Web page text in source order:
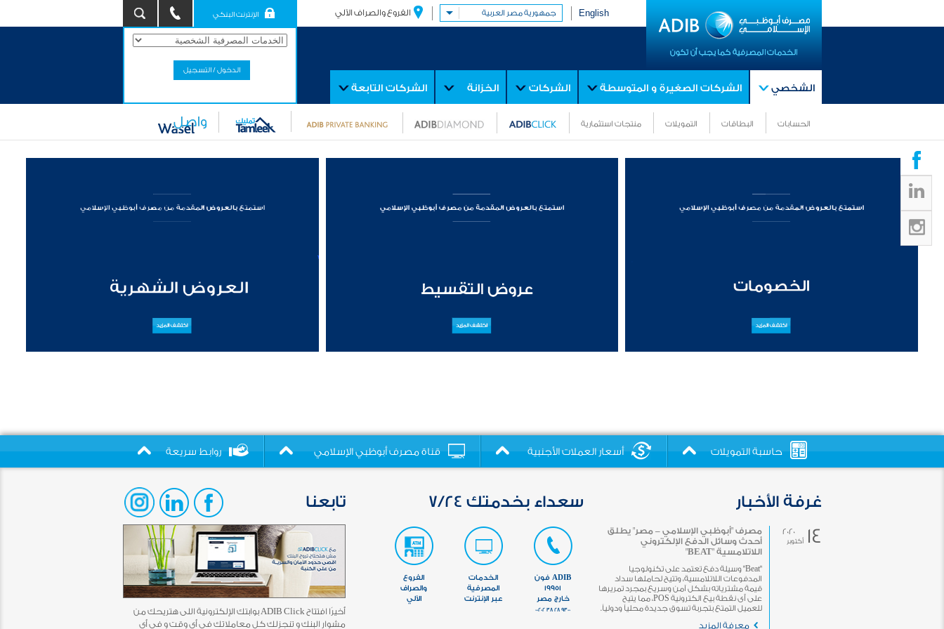
English جمهورية مصر العربية الفروع والصراف الآلي
الشخصي
الحسابات البطاقات التمويلات منتجات استثمارية
الشركات الصغيرة و المتوسطة الشركات الخزانة الشركات التابعة
الإنترنت البنكي
الدخول / التسجيل
حاسبة التمويلات أسعار العملات الأجنبية قناة مصرف أبوظبي الإسلامي روابط سريعة
غرفة الأخبار
14
2020
أكتوبر
مصرف "أبوظبي الإسلامي – مصر" يطلق
أحدث وسائل الدفع الإلكتروني
اللاتلامسية "BEAT"
"Beat" وسيلة دفع تعتمد على تكنولوجيا
المدفوعات اللاتلامسية، وتتيح لحاملها سداد
قيمة مشترياته بشكل آمن وسريع بمجرد تمريرها
على أى نقطة بيع الكترونية POS، مما يتيح
للعميل التمتع بتجربة تسوق جديدة محلياً ودولياً.
معرفة المزيد
سعداء بخدمتك 7/24
ADIB فون
19951
خارج مصر
9300 28 38 00202
الخدمات
المصرفية
عبر الإنترنت
الفروع
والصراف
الآلي
تابعنا
أخيرًا افتتاح ADIB Click بوابتك الإلكترونية اللى هتريحك من
مشوار البنك و تنجزلك كل معاملاتك فى أى وقت و فى أى